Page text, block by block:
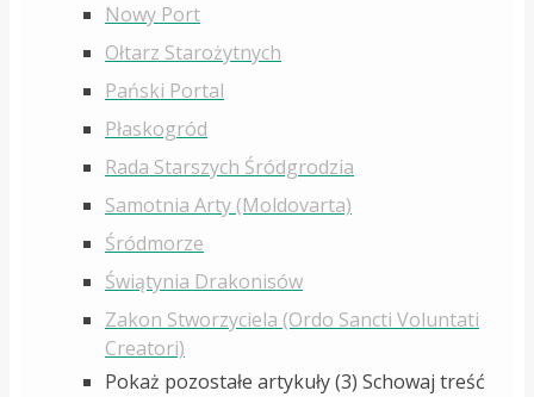
Nowy Port
Ołtarz Starożytnych
Pański Portal
Płaskogród
Rada Starszych Śródgrodzia
Samotnia Arty (Moldovarta)
Śródmorze
Świątynia Drakonisów
Zakon Stworzyciela (Ordo Sancti Voluntati
Creatori)
Pokaż pozostałe artykuły (3) Schowaj treść